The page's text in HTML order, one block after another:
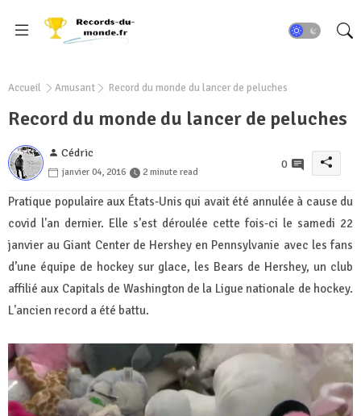
Accueil Amusant Record du monde du lancer de peluches
Record du monde du lancer de peluches
Cédric
janvier 04, 2016 2 minute read
0
Pratique populaire aux États-Unis qui avait été annulée à cause du
covid l'an dernier. Elle s'est déroulée cette fois-ci le samedi 22
janvier au Giant Center de Hershey en Pennsylvanie avec les fans
d’une équipe de hockey sur glace, les Bears de Hershey, un club
affilié aux Capitals de Washington de la Ligue nationale de hockey.
L'ancien record a été battu.